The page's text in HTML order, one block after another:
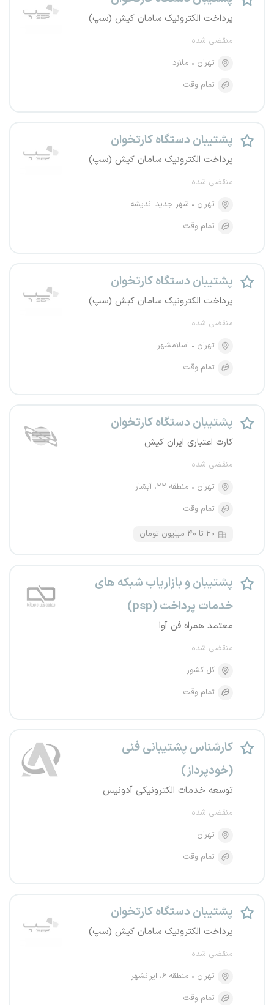
پرداخت الکترونیک سامان کیش (سپ)
منقضی شده
تهران
ملارد
تمام وقت
پشتیبان دستگاه کارتخوان
پرداخت الکترونیک سامان کیش (سپ)
منقضی شده
تهران
شهر جدید اندیشه
تمام وقت
پشتیبان دستگاه کارتخوان
پرداخت الکترونیک سامان کیش (سپ)
منقضی شده
تهران
اسلامشهر
تمام وقت
پشتیبان دستگاه کارتخوان
کارت اعتباری ایران کیش
منقضی شده
تهران
منطقه ۲۲، آبشار
تمام وقت
۲۰ تا ۴۰ میلیون تومان
پشتیبان و بازاریاب شبکه های
خدمات پرداخت (psp)
معتمد همراه فن آوا
منقضی شده
کل کشور
تمام وقت
کارشناس پشتیبانی فنی
(خودپرداز)
توسعه خدمات الکترونیکی آدونیس
منقضی شده
تهران
تمام وقت
پشتیبان دستگاه کارتخوان
پرداخت الکترونیک سامان کیش (سپ)
منقضی شده
تهران
منطقه ۶، ایرانشهر
تمام وقت